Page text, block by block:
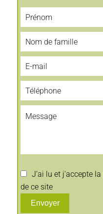
J’ai lu et j'accepte la
de ce site
Envoyer